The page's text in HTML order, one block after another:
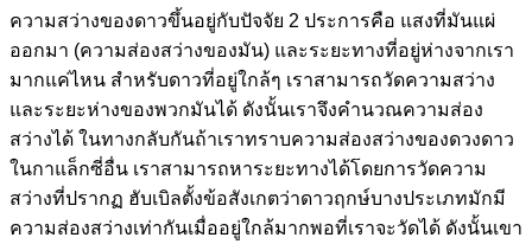
ความสว่างของดาวขึ้นอยู่กับปัจจัย 2 ประการคือ แสงที่มันแผ่
ออกมา (ความส่องสว่างของมัน) และระยะทางที่อยู่ห่างจากเรา
มากแค่ไหน สำหรับดาวที่อยู่ใกล้ๆ เราสามารถวัดความสว่าง
และระยะห่างของพวกมันได้ ดังนั้นเราจึงคำนวณความส่อง
สว่างได้ ในทางกลับกันถ้าเราทราบความส่องสว่างของดวงดาว
ในกาแล็กซี่อื่น เราสามารถหาระยะทางได้โดยการวัดความ
สว่างที่ปรากฏ ฮับเบิลตั้งข้อสังเกตว่าดาวฤกษ์บางประเภทมักมี
ความส่องสว่างเท่ากันเมื่ออยู่ใกล้มากพอที่เราจะวัดได้ ดังนั้นเขา